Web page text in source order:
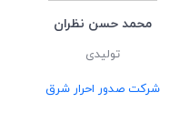
محمد حسن نظران
تولیدی
شرکت صدور احرار شرق